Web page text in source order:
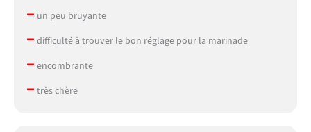
– un peu bruyante
– difficulté à trouver le bon réglage pour la marinade
– encombrante
– très chère